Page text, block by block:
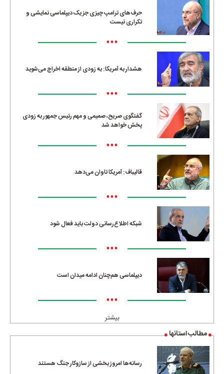
حرف‌های ترامپ چیزی جز یک دیپلماسی نمایشی و
تکراری نیست
•••
هشدار به آمریکا: به زودی از منطقه اخراج می‌شوید
•••
گفتگوی صریح، صمیمی و مهم رئیس جمهور به زودی
پخش خواهد شد
•••
قالیباف: آمریکا تاوان می‌دهد
•••
شبکه اطلاع‌رسانی دولت باید فعال شود
•••
دیپلماسی هم‌چنان ادامه میدان است
•••
بیشتر
مطالب استانها
رسانه‌ها امروز بخشی از سازوکار جنگ هستند